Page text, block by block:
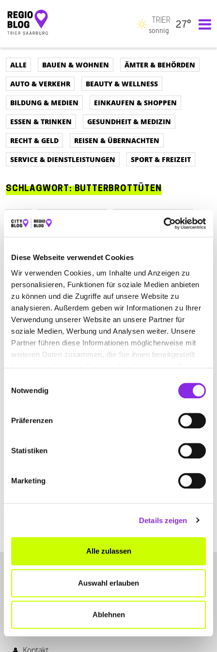
Diese Webseite verwendet Cookies
Wir verwenden Cookies, um Inhalte und Anzeigen zu
personalisieren, Funktionen für soziale Medien anbieten
zu können und die Zugriffe auf unsere Website zu
analysieren. Außerdem geben wir Informationen zu Ihrer
Verwendung unserer Website an unsere Partner für
soziale Medien, Werbung und Analysen weiter. Unsere
Partner führen diese Informationen möglicherweise mit
weiteren Daten zusammen, die Sie ihnen bereitgestellt
Notwendig
Präferenzen
Statistiken
Marketing
Details zeigen
Alle zulassen
Auswahl erlauben
Ablehnen
Hauptnavigation
TRIER
sonnig
27°
ALLE BAUEN & WOHNEN
ÄMTER & BEHÖRDEN
AUTO & VERKEHR
BEAUTY & WELLNESS
BILDUNG & MEDIEN
EINKAUFEN & SHOPPEN
ESSEN & TRINKEN
GESUNDHEIT & MEDIZIN
RECHT & GELD
REISEN & ÜBERNACHTEN
SERVICE & DIENSTLEISTUNGEN
SPORT & FREIZEIT
SCHLAGWORT:BUTTERBROTTÜTEN
ÄMTER & BEHÖRDEN
BAUEN & WOHNEN
BEAUTY & WELLNESS
BILDUNG & MEDIEN
EINKAUFEN & SHOPPEN
ESSEN & TRINKEN
RECHT & GELD
REISEN & ÜBERNACHTEN
SERVICE & DIENSTLEISTUNGEN
SPORT & FREIZEIT
KREATIVE WEIHNACHTSDEKO SELBST
GEMACHT
einzigartige Sterne und Kugeln aus Alltagsmaterialien
Mehr erfahren
LET'S CONNECT